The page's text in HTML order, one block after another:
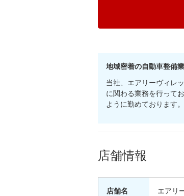
地域密着の自動車整備
当社、エアリーヴィレ
に関わる業務を行って
ように勤めております。
店舗情報
店舗名 エアリ